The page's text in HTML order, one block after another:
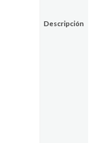
Descripción